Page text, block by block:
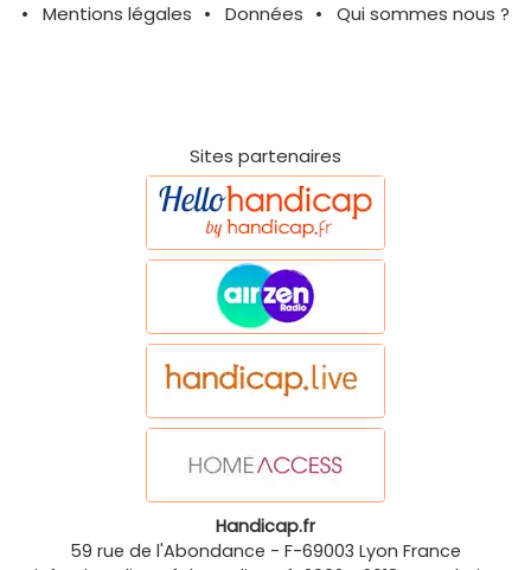
Mentions légales
Données Qui sommes nous ?
Sites partenaires
Handicap.fr
59 rue de l'Abondance - F-69003 Lyon France